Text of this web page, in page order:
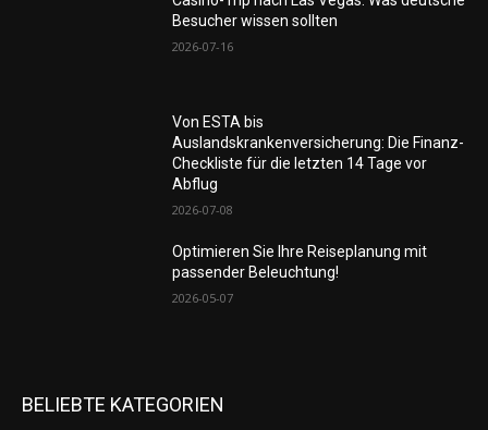
Besucher wissen sollten
2026-07-16
Von ESTA bis
Auslandskrankenversicherung: Die Finanz-
Checkliste für die letzten 14 Tage vor
Abflug
2026-07-08
Optimieren Sie Ihre Reiseplanung mit
passender Beleuchtung!
2026-05-07
BELIEBTE KATEGORIEN